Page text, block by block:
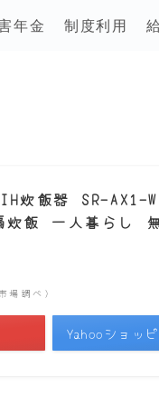
年金 制度利用
IH炊飯器 SR-
飯 一人暮らし
調べ）
Yahooショッ